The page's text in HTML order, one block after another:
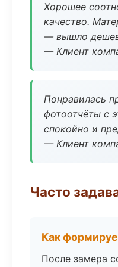
Хорошее
качество.
— вышло
— Клиент
Понравилась
фотоотчёты с
спокойно и
— Клиент
Часто
Как
После замера